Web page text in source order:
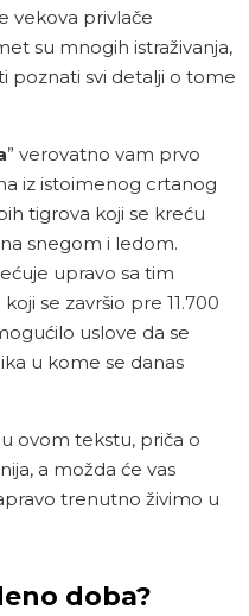
vekova privlače
su mnogih istraživanja,
poznati svi detalji o tome
” verovatno vam prvo
iz istoimenog crtanog
tigrova koji se kreću
snegom i ledom.
upravo sa tim
se završio pre 11.700
uslove da se
u kome se danas
ovom tekstu, priča o
a možda će vas
trenutno živimo u
doba?